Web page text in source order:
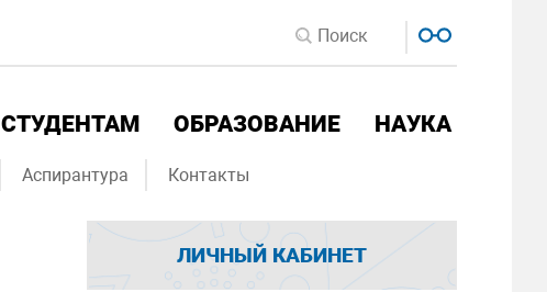
СТУДЕНТАМ ОБРАЗОВАНИЕ НАУКА
Аспирантура Контакты
ЛИЧНЫЙ КАБИНЕТ